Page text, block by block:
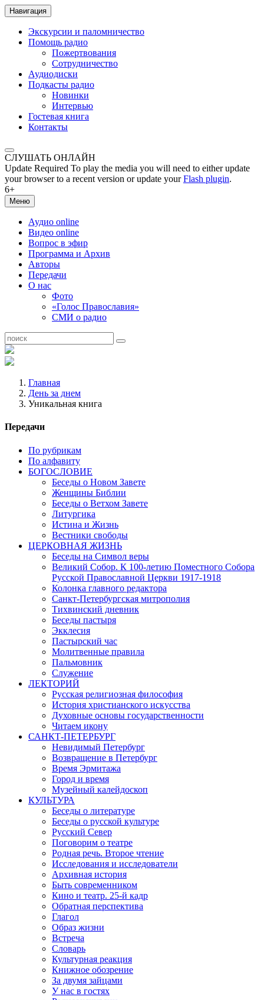
Навигация
Экскурсии и паломничество
Помощь радио
Пожертвования
Сотрудничество
Аудиодиски
Подкасты радио
Новинки
Интервью
Гостевая книга
Контакты
СЛУШАТЬ ОНЛАЙН
Update Required To play the media you will need to either update
your browser to a recent version or update yourFlash plugin.
6+
Меню
Аудио online
Видео online
Вопрос в эфир
Программа и Архив
Авторы
Передачи
О нас
Фото
«Голос Православия»
СМИ о радио
Главная
День за днем
Уникальная книга
Передачи
По рубрикам
По алфавиту
БОГОСЛОВИЕ
Беседы о Новом Завете
Женщины Библии
Беседы о Ветхом Завете
Литургика
Истина и Жизнь
Вестники свободы
ЦЕРКОВНАЯ ЖИЗНЬ
Беседы на Символ веры
Великий Собор. К 100-летию Поместного Собора
Русской Православной Церкви 1917-1918
Колонка главного редактора
Санкт-Петербургская митрополия
Тихвинский дневник
Беседы пастыря
Экклесия
Пастырский час
Молитвенные правила
Пальмовник
Служение
ЛЕКТОРИЙ
Русская религиозная философия
История христианского искусства
Духовные основы государственности
Читаем икону
САНКТ-ПЕТЕРБУРГ
Невидимый Петербург
Возвращение в Петербург
Время Эрмитажа
Город и время
Музейный калейдоскоп
КУЛЬТУРА
Беседы о литературе
Беседы о русской культуре
Русский Север
Поговорим о театре
Родная речь. Второе чтение
Исследования и исследователи
Архивная история
Быть современником
Кино и театр. 25-й кадр
Обратная перспектива
Глагол
Образ жизни
Встреча
Словарь
Культурная реакция
Книжное обозрение
За двумя зайцами
У нас в гостях